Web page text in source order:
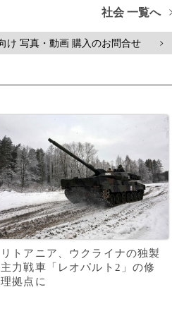
社会 一覧へ
け 写真・動画 購入のお問合せ >
リトアニア、ウクライナの独製
主力戦車「レオパルト2」の修
理拠点に